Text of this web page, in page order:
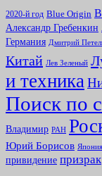
2020-й год Blue Origin
Александр Гребенкин
Германия Дмитрий
Китай Лев Зеленый
и техника
Поиск по
Владимир РАН
Юрий Борисов Япония
привидение призрак